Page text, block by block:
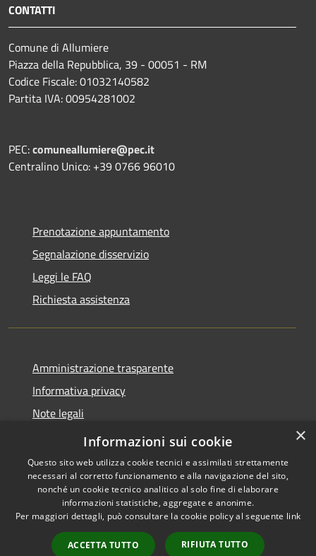
CONTATTI
Comune di Allumiere
Piazza della Repubblica, 39 - 00051 - RM
Codice Fiscale: 01032140582
Partita IVA: 00954281002
PEC:comuneallumiere@pec.it
Centralino Unico: +39 0766 96010
Prenotazione appuntamento
Segnalazione disservizio
Leggi le FAQ
Richiesta assistenza
Amministrazione trasparente
Informativa privacy
Note legali
Dichiarazione di accessibilità
Accessibilità
Copyright © 2026 • Comune di
Allumiere • Powered by
Municipium•
Accesso
×
Informazioni sui cookie
Questo sito web utilizza cookie tecnici e assimilati strettamente
necessari al corretto funzionamento e alla navigazione del sito,
nonché un cookie tecnico analitico al solo fine di elaborare
informazioni statistiche, aggregate e anonime.
Per maggiori dettagli, può consultare la cookie policy al seguente link
ACCETTA TUTTO RIFIUTA TUTTO